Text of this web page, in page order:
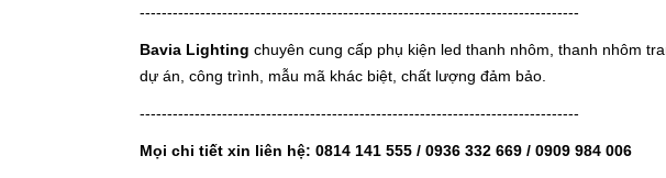
--------------------------------------------------------------------------------
Bavia Lighting chuyên cung cấp phụ kiện led thanh nhôm, thanh nhôm
dự án, công trình, mẫu mã khác biệt, chất lượng đảm bảo.
--------------------------------------------------------------------------------
Mọi chi tiết xin liên hệ: 0814 141 555 / 0936 332 669 / 0909 984 006